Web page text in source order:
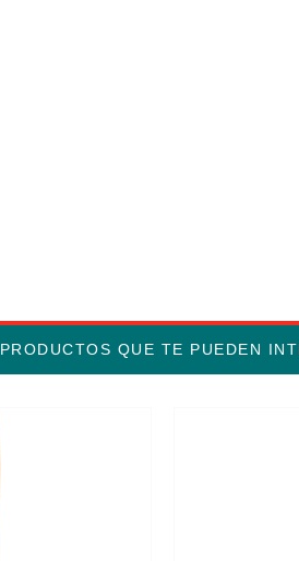
PRODUCTOS QUE TE PUEDEN